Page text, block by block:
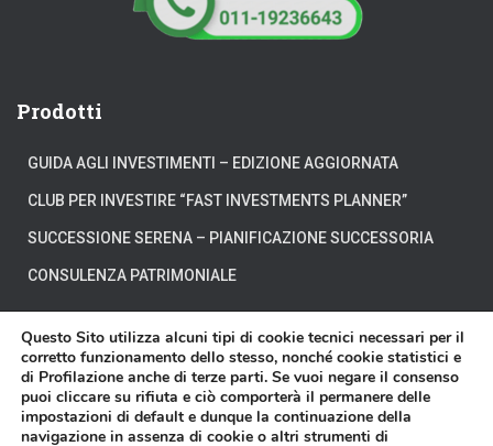
Prodotti
GUIDA AGLI INVESTIMENTI – EDIZIONE AGGIORNATA
CLUB PER INVESTIRE “FAST INVESTMENTS PLANNER”
SUCCESSIONE SERENA – PIANIFICAZIONE SUCCESSORIA
CONSULENZA PATRIMONIALE
CHI SIAMO DOVE SIAMO DICONO DI NOI
Questo Sito utilizza alcuni tipi di cookie tecnici necessari per il
corretto funzionamento dello stesso, nonché cookie statistici e
di Profilazione anche di terze parti. Se vuoi negare il consenso
puoi cliccare su rifiuta e ciò comporterà il permanere delle
impostazioni di default e dunque la continuazione della
navigazione in assenza di cookie o altri strumenti di